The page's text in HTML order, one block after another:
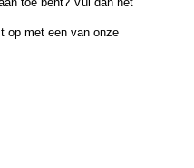
op met een van onze